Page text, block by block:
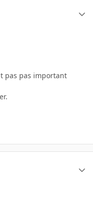
pas pas important